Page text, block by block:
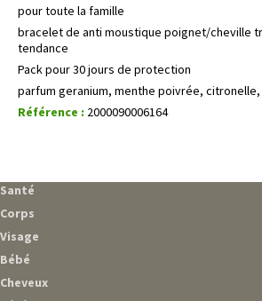
pour toute la famille
bracelet de anti moustique poignet/cheville
tendance
Pack pour 30 jours de protection
parfum geranium, menthe poivrée, citronelle,
Référence : 2000090006164
Santé
Corps
Visage
Bébé
Cheveux